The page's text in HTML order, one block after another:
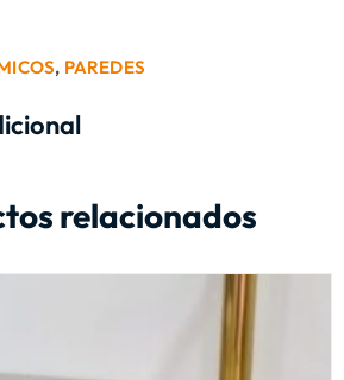
, PAREDES
relacionados